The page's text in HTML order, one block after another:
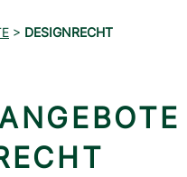
> DESIGNRECHT